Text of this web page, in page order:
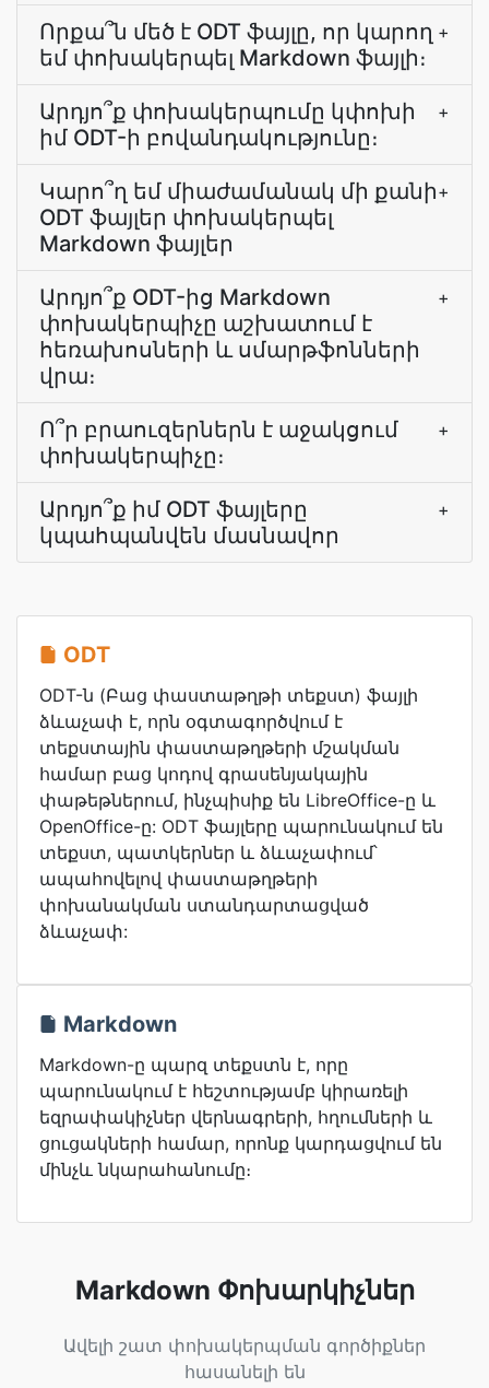
Որքա՞ն մեծ է ODT ֆայլը, որ կարող
եմ փոխակերպել Markdown ֆայլի։
+
Արդյո՞ք փոխակերպումը կփոխի
իմ ODT-ի բովանդակությունը։
+
Կարո՞ղ եմ միաժամանակ մի քանի
ODT ֆայլեր փոխակերպել
Markdown ֆայլեր
+
Արդյո՞ք ODT-ից Markdown
փոխակերպիչը աշխատում է
հեռախոսների և սմարթֆոնների
վրա։
+
Ո՞ր բրաուզերներն է աջակցում
փոխակերպիչը։
+
Արդյո՞ք իմ ODT ֆայլերը
կպահպանվեն մասնավոր
+
ODT
ODT-ն (Բաց փաստաթղթի տեքստ) ֆայլի
ձևաչափ է, որն օգտագործվում է
տեքստային փաստաթղթերի մշակման
համար բաց կոդով գրասենյակային
փաթեթներում, ինչպիսիք են LibreOffice-ը և
OpenOffice-ը: ODT ֆայլերը պարունակում են
տեքստ, պատկերներ և ձևաչափում՝
ապահովելով փաստաթղթերի
փոխանակման ստանդարտացված
ձևաչափ:
Markdown
Markdown-ը պարզ տեքստն է, որը
պարունակում է հեշտությամբ կիրառելի
եզրափակիչներ վերնագրերի, հղումների և
ցուցակների համար, որոնք կարդացվում են
մինչև նկարահանումը։
Markdown Փոխարկիչներ
Ավելի շատ փոխակերպման գործիքներ
հասանելի են